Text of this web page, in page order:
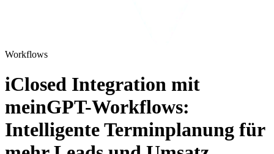
Workflows
iClosed Integration mit
meinGPT-Workflows:
Intelligente Terminplanung für